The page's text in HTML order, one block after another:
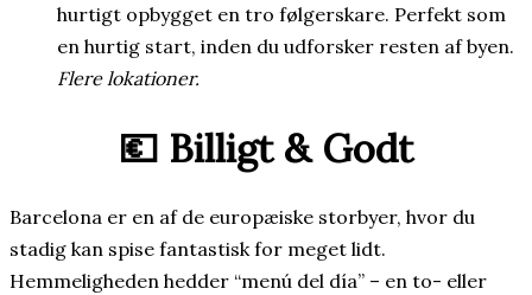
hurtigt opbygget en tro følgerskare. Perfekt som
en hurtig start, inden du udforsker resten af byen.
Flere lokationer.
💶 Billigt & Godt
Barcelona er en af de europæiske storbyer, hvor du
stadig kan spise fantastisk for meget lidt.
Hemmeligheden hedder “menú del día” – en to- eller